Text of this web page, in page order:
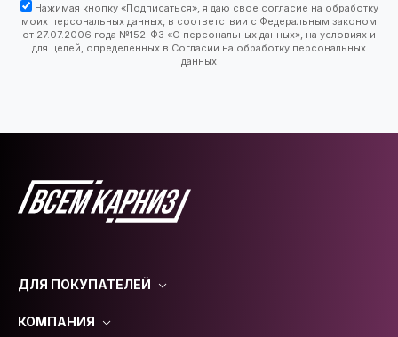
Нажимая кнопку «Подписаться», я даю свое согласие на обработку
моих персональных данных, в соответствии с Федеральным законом
от 27.07.2006 года №152-ФЗ «О персональных данных», на условиях и
для целей, определенных в Согласии на обработку персональных
данных
ДЛЯ ПОКУПАТЕЛЕЙ
КОМПАНИЯ